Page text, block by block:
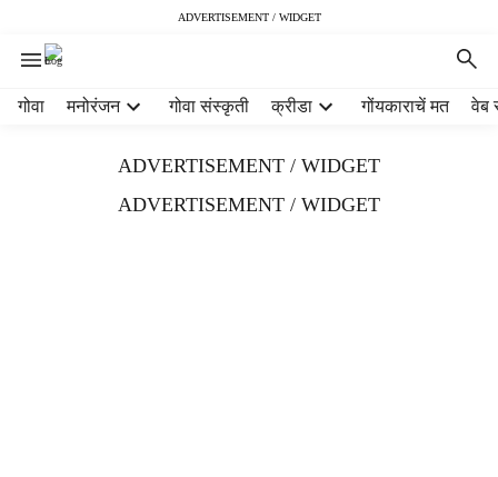
ADVERTISEMENT / WIDGET
गोवा मनोरंजन गोवा संस्कृती क्रीडा गोंयकाराचें मत वेब
ADVERTISEMENT / WIDGET
ADVERTISEMENT / WIDGET